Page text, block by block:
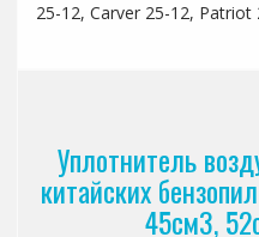
25-12, Carver 25-12, Patriot
Уплотнитель
китайских
45см3,